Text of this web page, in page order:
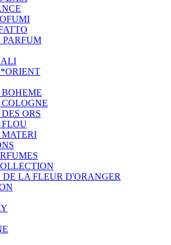
PARFUM
ORS
FLOU
DE LA FLEUR D'ORANGER